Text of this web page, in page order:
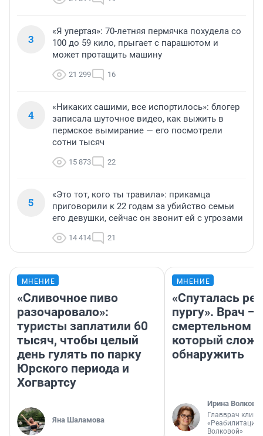
3
«Я упертая»: 70-летняя пермячка похудела со
100 до 59 кило, прыгает с парашютом и
может протащить машину
21 299 16
4
«Никаких сашими, все испортилось»: блогер
записала шуточное видео, как выжить в
пермское вымирание — его посмотрели
сотни тысяч
15 873 22
5
«Это тот, кого ты травила»: прикамца
приговорили к 22 годам за убийство семьи
его девушки, сейчас он звонит ей с угрозами
14 414 21
МНЕНИЕ
«Сливочное пиво
разочаровало»:
туристы заплатили 60
тысяч, чтобы целый
день гулять по парку
Юрского периода и
Хогвартсу
Яна Шаламова
МНЕНИЕ
«Спуталась
пургу». Врач —
смертельном
который
обнаружить
Ирина Волкова
Главврач
«Реабилитация
Волковой»